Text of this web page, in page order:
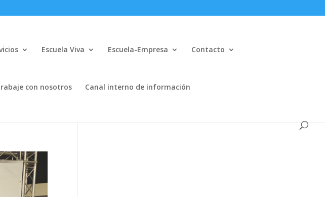
Escuela Viva Escuela-Empresa Contacto
con nosotros Canal interno de información